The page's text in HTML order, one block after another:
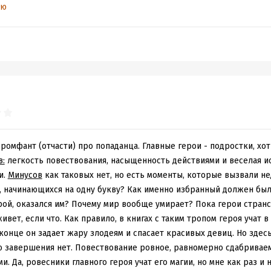
не забыть свое собственное имя!
пусть солнце по-прежнему светит на своих подопечных:
незамедлительно. Даже если избранный давно
защитник обездоленных получает свою оплеуху, а сильные мира
герой одного фильма упадническому главному герою: то, что
тебя.
гештальты и слушать свое сердце. Которое действует
как-бы угорает над другими, более классическими
подкупать. Любо мне наблюдать за самоироничными героями. И
себе, попутно вдохновляя окружающих на прокачку
когда герой-дурында вдохновляет всех, кроме самого себя.
пинают его самооценку на предмет повышения. Такое
(отчасти) про попаданца. Главные герои - подростки,
легкость повествования, насыщенность действиями и веселая
Минусов как таковых нет, но есть моменты, которые вызвали
начинающихся на одну букву? Как именно избранный должен
оказался им? Почему мир вообще умирает? Пока герои
если что. Как правило, в книгах с таким тропом героя учат
он задает жару злодеям и спасает красивых девиц. Но
завершения нет. Повествование ровное, равномерно
Да, ровесники главного героя учат его магии, но мне как раз и